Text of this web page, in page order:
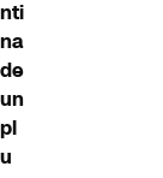
nti
na
de
un
pl
u